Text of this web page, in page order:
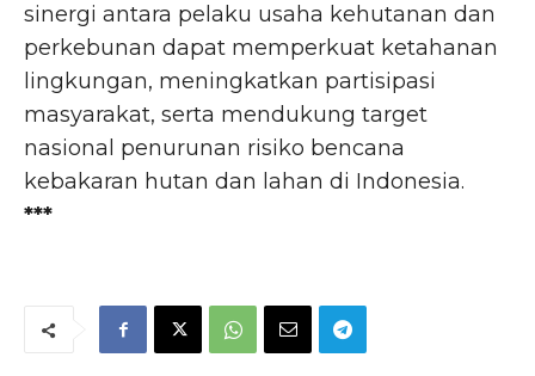
sinergi antara pelaku usaha kehutanan dan
perkebunan dapat memperkuat ketahanan
lingkungan, meningkatkan partisipasi
masyarakat, serta mendukung target
nasional penurunan risiko bencana
kebakaran hutan dan lahan di Indonesia.
***